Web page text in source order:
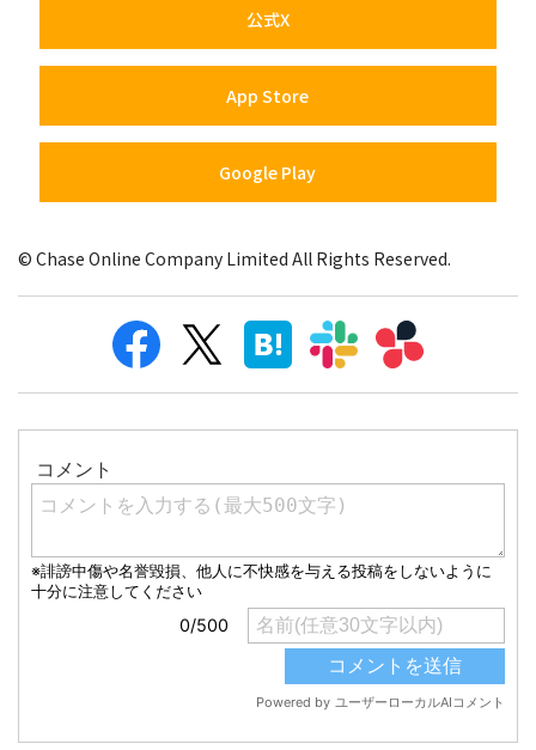
公式X
App Store
Google Play
© Chase Online Company Limited All Rights Reserved.